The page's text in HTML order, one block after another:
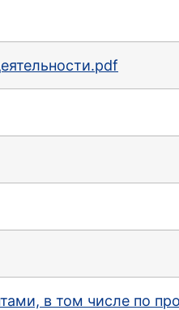
в том числе по